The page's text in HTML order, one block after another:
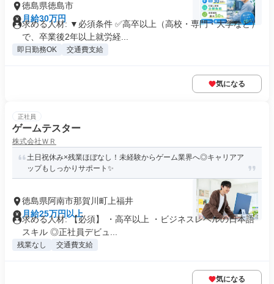
徳島県徳島市
月給30万円
求める人材: ▼必須条件 ✅高卒以上（高校・専門・大学など）
で、卒業後2年以上就労経...
即日勤務OK 交通費支給
気になる
正社員
ゲームテスター
株式会社ＷＲ
土日祝休み×残業ほぼなし！未経験からゲーム業界へ◎キャリアア
ップもしっかりサポート✨
徳島県阿南市那賀川町上福井
月給25万円以上
求める人材: 【必須】 ・高卒以上 ・ビジネスレベルの日本語
スキル ◎正社員デビュ...
残業なし 交通費支給
気になる